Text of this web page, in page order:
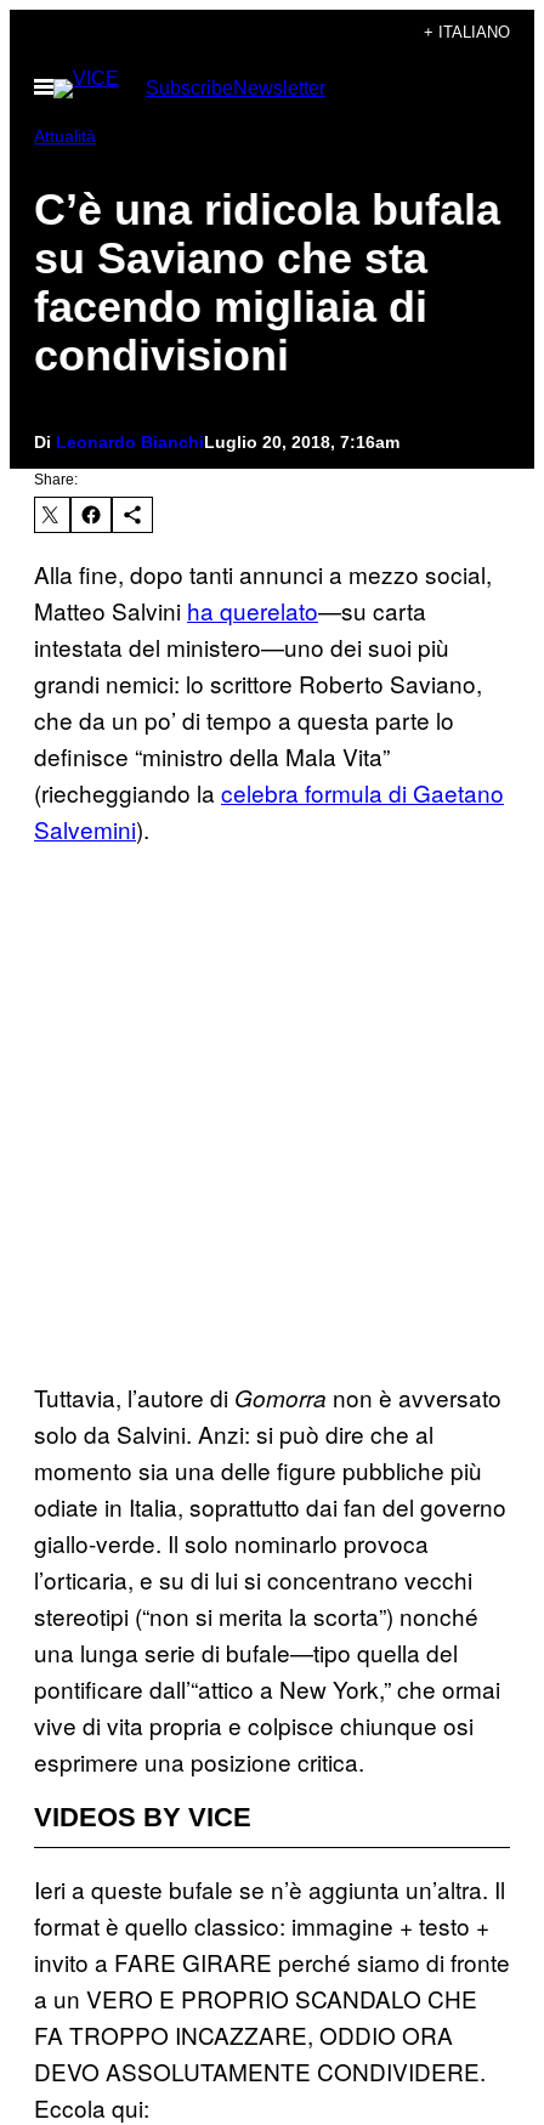
contenuto
+ ITALIANO
Apri
SubscribeNewsletter
Attualità
C’è una ridicola bufala
su Saviano che sta
facendo migliaia di
condivisioni
Di Leonardo BianchiLuglio 20, 2018, 7:16am
Share:
Alla fine, dopo tanti annunci a mezzo social,
Matteo Salvini ha querelato—su carta
intestata del ministero—uno dei suoi più
grandi nemici: lo scrittore Roberto Saviano,
che da un po’ di tempo a questa parte lo
definisce “ministro della Mala Vita”
(riecheggiando la celebra formula di Gaetano
Salvemini).
Tuttavia, l’autore di Gomorra non è avversato
solo da Salvini. Anzi: si può dire che al
momento sia una delle figure pubbliche più
odiate in Italia, soprattutto dai fan del governo
giallo-verde. Il solo nominarlo provoca
l’orticaria, e su di lui si concentrano vecchi
stereotipi (“non si merita la scorta”) nonché
una lunga serie di bufale—tipo quella del
pontificare dall’“attico a New York,” che ormai
vive di vita propria e colpisce chiunque osi
esprimere una posizione critica.
VIDEOS BY VICE
Ieri a queste bufale se n’è aggiunta un’altra. Il
format è quello classico: immagine + testo +
invito a FARE GIRARE perché siamo di fronte
a un VERO E PROPRIO SCANDALO CHE
FA TROPPO INCAZZARE, ODDIO ORA
DEVO ASSOLUTAMENTE CONDIVIDERE.
Eccola qui: